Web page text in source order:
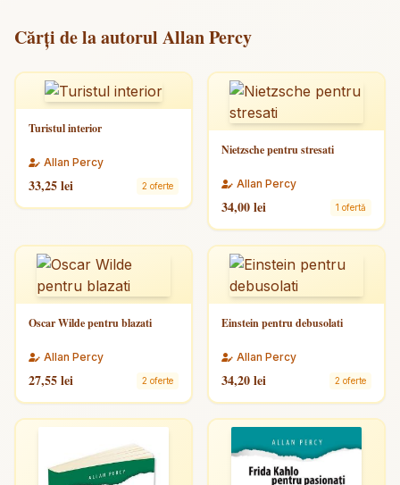
Cărți de la autorul Allan Percy
Turistul interior
Allan Percy
33,25 lei 2 oferte
Nietzsche pentru stresati
Allan Percy
34,00 lei 1 ofertă
Oscar Wilde pentru blazati
Allan Percy
27,55 lei 2 oferte
Einstein pentru debusolati
Allan Percy
34,20 lei 2 oferte